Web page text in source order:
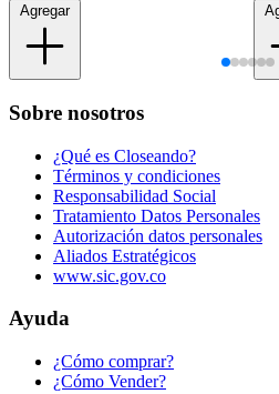
Agregar
Sobre nosotros
¿Qué es Closeando?
Términos y condiciones
Responsabilidad Social
Tratamiento Datos Personales
Autorización datos personales
Aliados Estratégicos
www.sic.gov.co
Ayuda
¿Cómo comprar?
¿Cómo Vender?